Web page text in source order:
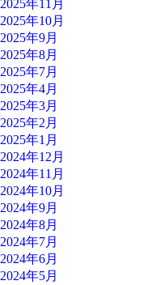
2025年11月
2025年10月
2025年9月
2025年8月
2025年7月
2025年4月
2025年3月
2025年2月
2025年1月
2024年12月
2024年11月
2024年10月
2024年9月
2024年8月
2024年7月
2024年6月
2024年5月